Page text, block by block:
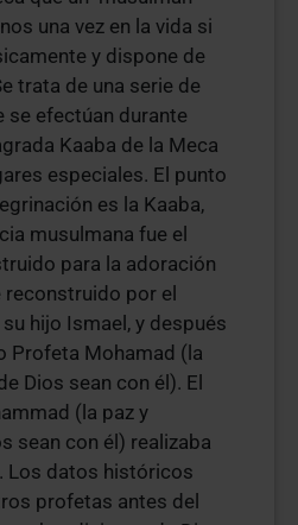
una vez en la vida si
y dispone de
trata de una serie de
efectúan durante
Kaaba de la Meca
especiales. El punto
es la Kaaba,
musulmana fue el
para la adoración
reconstruido por el
hijo Ismael, y después
Profeta Mohamad (la
Dios sean con él). El
(la paz y
sean con él) realizaba
Los datos históricos
profetas antes del